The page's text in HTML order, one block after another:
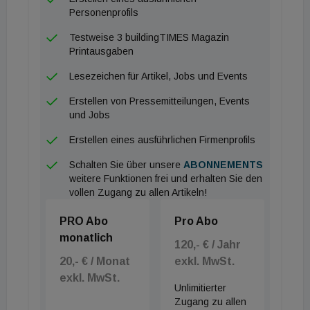
tritt ein Manager ab, der mehrere Firmen-
hat. Lauber wirkte die letzten 18 Jahre in der
Axima und Cofely und am Ende bei Engie. Er war
somit bei vielen gebäudetechnisch
gerichtsanhängigen Großprojekten, wie zuletzt dem
Flughafen und dem Krankenhaus Nord in der ersten
Reihe vertreten.
Sein Nachfolger Hubert trat 2008 in die Engie-
bekleidete bislang verschiedene
Führungspositionen in Unternehmen auf dem Sektor
elektrotechnische Installationen und Services in
Frankreich. Der begeisterte Bergsteiger hat seine
Personenprofils
Testweise 3 buildingTIMES Magazin
Printausgaben
Lesezeichen für Artikel, Jobs und Events
Erstellen von Pressemitteilungen, Events
und Jobs
Erstellen eines ausführlichen Firmenprofils
Schalten Sie über unsere ABONNEMENTS
weitere Funktionen frei und erhalten Sie den
vollen Zugang zu allen Artikeln!
PRO Abo
monatlich
20,- € / Monat
exkl. MwSt.
Pro Abo
120,- € / Jahr
exkl. MwSt.
Unlimitierter
Zugang zu allen